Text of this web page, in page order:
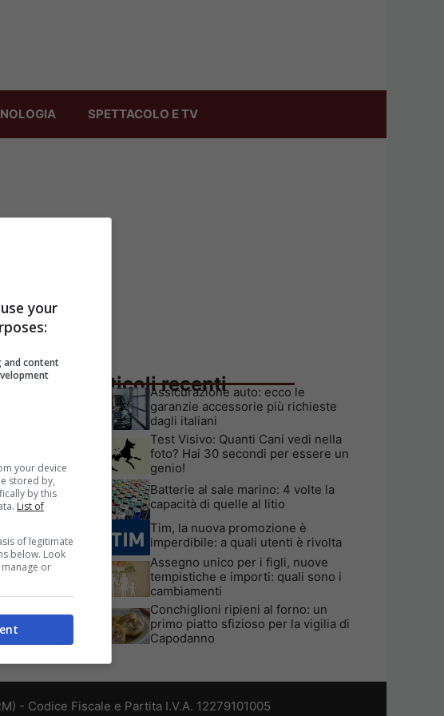
SPETTACOLO E TV
Articoli recenti
Assicurazione auto: ecco le
garanzie accessorie più richieste
dagli italiani
Test Visivo: Quanti Cani vedi nella
foto? Hai 30 secondi per essere un
genio!
Batterie al sale marino: 4 volte la
capacità di quelle al litio
Tim, la nuova promozione è
imperdibile: a quali utenti è rivolta
Assegno unico per i figli, nuove
tempistiche e importi: quali sono i
cambiamenti
Conchiglioni ripieni al forno: un
primo piatto sfizioso per la vigilia di
Capodanno
- Codice Fiscale e Partita I.V.A. 12279101005
your
and content
your device
stored by,
by this
List of
of legitimate
below. Look
or